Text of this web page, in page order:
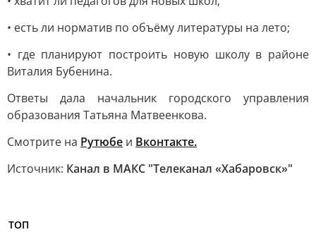
• есть ли норматив по объёму литературы на лето;
• где планируют построить новую школу в районе
Виталия Бубенина.
Ответы дала начальник городского управления
образования Татьяна Матвеенкова.
Смотрите на Рутюбе и Вконтакте.
Источник: Канал в МАКС "Телеканал «Хабаровск»"
ТОП